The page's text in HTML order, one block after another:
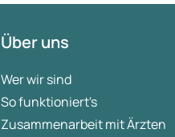
Über uns
Wer wir sind
So funktioniert's
Zusammenarbeit mit Ärzten